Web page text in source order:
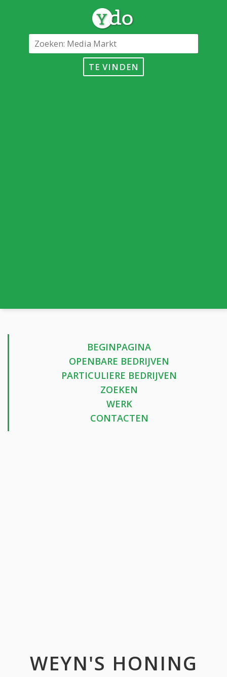
TE VINDEN
BEGINPAGINA
OPENBARE BEDRIJVEN
PARTICULIERE BEDRIJVEN
ZOEKEN
WERK
CONTACTEN
WEYN'S HONING